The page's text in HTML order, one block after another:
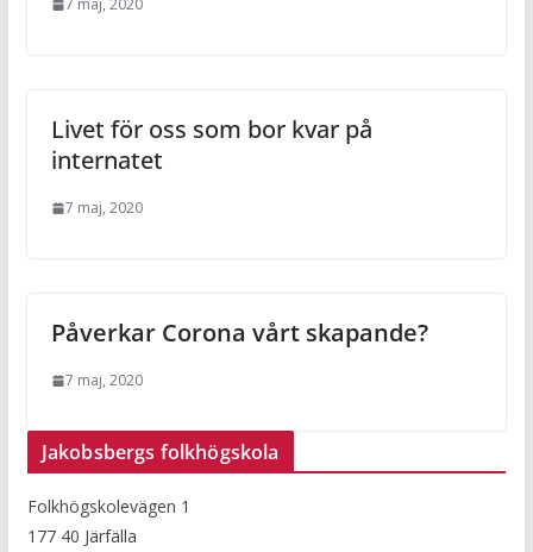
7 maj, 2020
Livet för oss som bor kvar på
internatet
7 maj, 2020
Påverkar Corona vårt skapande?
7 maj, 2020
Jakobsbergs folkhögskola
Folkhögskolevägen 1
177 40 Järfälla